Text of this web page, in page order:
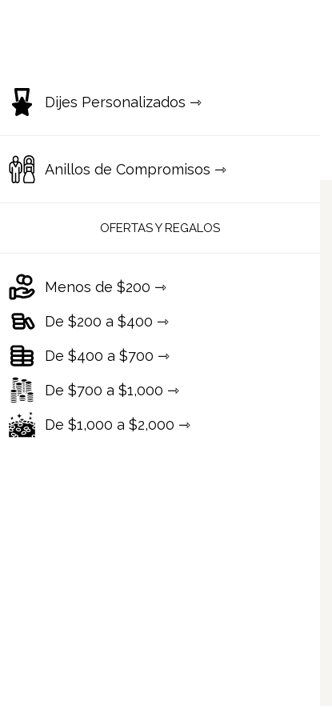
Dijes Personalizados ⇾
Anillos de Compromisos ⇾
OFERTAS Y REGALOS
Menos de $200 ⇾
De $200 a $400 ⇾
De $400 a $700 ⇾
De $700 a $1,000 ⇾
De $1,000 a $2,000 ⇾